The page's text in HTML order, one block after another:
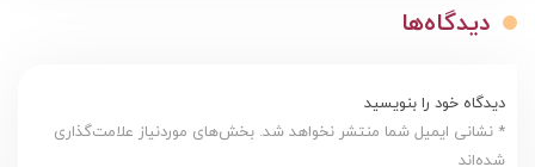
دیدگاه‌ها
دیدگاه خود را بنویسید
* نشانی ایمیل شما منتشر نخواهد شد. بخش‌های موردنیاز علامت‌گذاری
شده‌اند